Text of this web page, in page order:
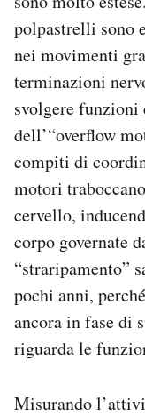
polpastrelli sono
nei movimenti
terminazioni
svolgere funzioni
dell’“overflow
compiti di
motori
cervello,
corpo governate
“straripamento”
pochi anni,
ancora in fase di
riguarda le
Misurando